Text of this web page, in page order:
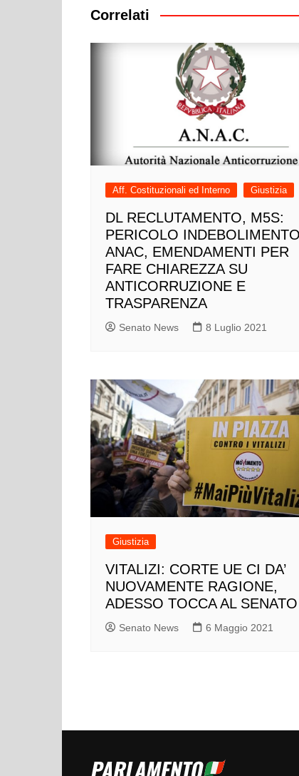
Correlati
Aff. Costituzionali ed Interno Giustizia
DL RECLUTAMENTO, M5S:
PERICOLO INDEBOLIMENTO
ANAC, EMENDAMENTI PER
FARE CHIAREZZA SU
ANTICORRUZIONE E
TRASPARENZA
Senato News 8 Luglio 2021
Giustizia
VITALIZI: CORTE UE CI DA’
NUOVAMENTE RAGIONE,
ADESSO TOCCA AL SENATO
Senato News 6 Maggio 2021